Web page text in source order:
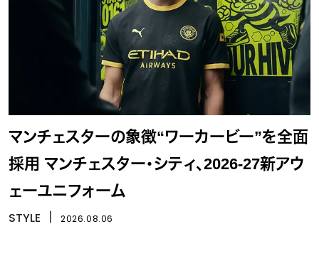
マンチェスターの象徴“ワーカービー”を全面
採用 マンチェスター・シティ、2026-27新アウ
ェーユニフォーム
STYLE 2026.08.06